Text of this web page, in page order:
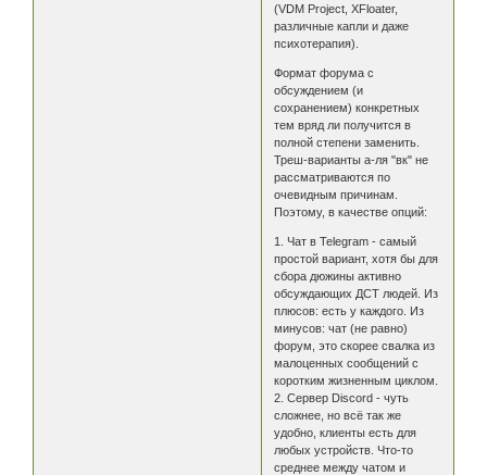
(VDM Project, XFloater,
различные капли и даже
психотерапия).
Формат форума с
обсуждением (и
сохранением) конкретных
тем вряд ли получится в
полной степени заменить.
Треш-варианты а-ля "вк" не
рассматриваются по
очевидным причинам.
Поэтому, в качестве опций:
1. Чат в Telegram - самый
простой вариант, хотя бы для
сбора дюжины активно
обсуждающих ДСТ людей. Из
плюсов: есть у каждого. Из
минусов: чат (не равно)
форум, это скорее свалка из
малоценных сообщений с
коротким жизненным циклом.
2. Сервер Discord - чуть
сложнее, но всё так же
удобно, клиенты есть для
любых устройств. Что-то
среднее между чатом и